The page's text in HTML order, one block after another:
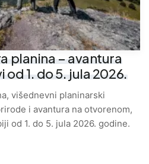
planina – avantura
od 1. do 5. jula 2026.
višednevni planinarski
i avantura na otvorenom,
od 1. do 5. jula 2026. godine.